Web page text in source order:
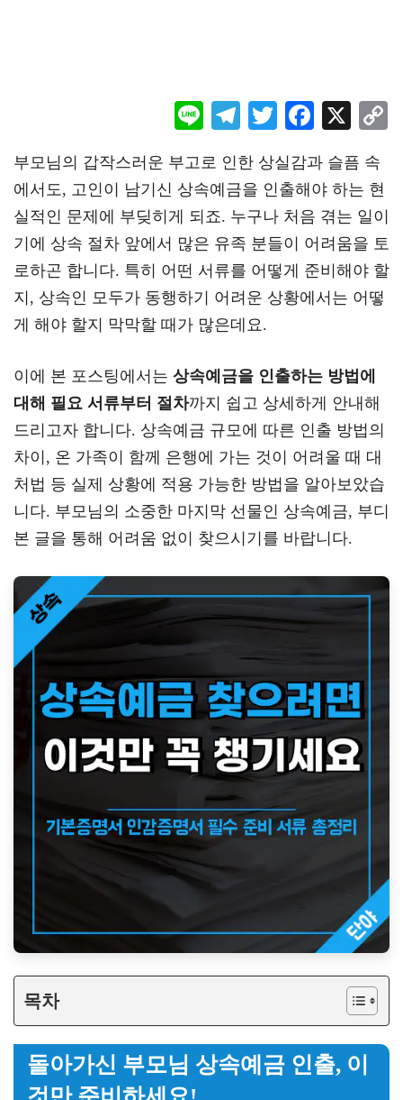
Li
Te
gr
a
m
T
tt
er
F
eb
oo
k
X
n
부모님의 갑작스러운 부고로 인한 상실감과 슬픔 속
에서도, 고인이 남기신 상속예금을 인출해야 하는 현
실적인 문제에 부딪히게 되죠. 누구나 처음 겪는 일이
기에 상속 절차 앞에서 많은 유족 분들이 어려움을 토
로하곤 합니다. 특히 어떤 서류를 어떻게 준비해야 할
지, 상속인 모두가 동행하기 어려운 상황에서는 어떻
게 해야 할지 막막할 때가 많은데요.
이에 본 포스팅에서는 상속예금을 인출하는 방법에
대해 필요 서류부터 절차까지 쉽고 상세하게 안내해
드리고자 합니다. 상속예금 규모에 따른 인출 방법의
차이, 온 가족이 함께 은행에 가는 것이 어려울 때 대
처법 등 실제 상황에 적용 가능한 방법을 알아보았습
니다. 부모님의 소중한 마지막 선물인 상속예금, 부디
본 글을 통해 어려움 없이 찾으시기를 바랍니다.
목차
돌아가신 부모님 상속예금 인출, 이